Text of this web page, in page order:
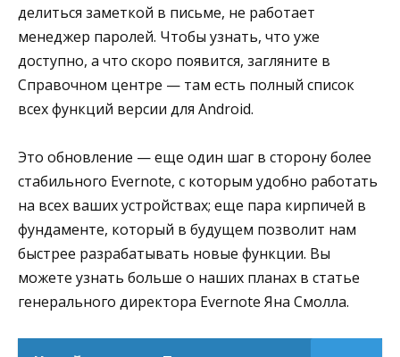
делиться заметкой в письме, не работает
менеджер паролей. Чтобы узнать, что уже
доступно, а что скоро появится, загляните в
Справочном центре — там есть полный список
всех функций версии для Android.
Это обновление — еще один шаг в сторону более
стабильного Evernote, с которым удобно работать
на всех ваших устройствах; еще пара кирпичей в
фундаменте, который в будущем позволит нам
быстрее разрабатывать новые функции. Вы
можете узнать больше о наших планах в статье
генерального директора Evernote Яна Смолла.